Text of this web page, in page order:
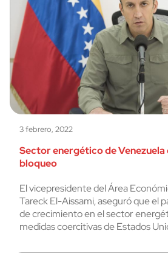
3 febrero, 2022
Sector energético de Venezuela
bloqueo
El vicepresidente del Área
Tareck El-Aissami, aseguró que el
de crecimiento en el sector
medidas coercitivas de Estados